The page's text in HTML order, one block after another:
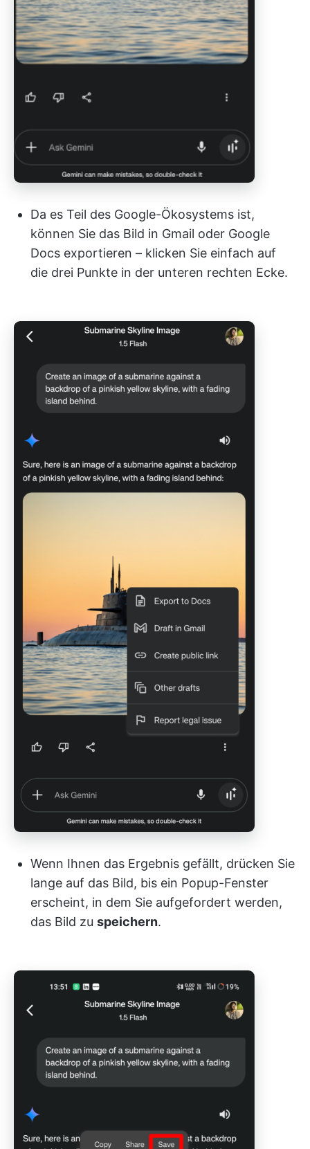
Da es Teil des Google-Ökosystems ist,
können Sie das Bild in Gmail oder Google
Docs exportieren – klicken Sie einfach auf
die drei Punkte in der unteren rechten Ecke.
Wenn Ihnen das Ergebnis gefällt, drücken Sie
lange auf das Bild, bis ein Popup-Fenster
erscheint, in dem Sie aufgefordert werden,
das Bild zu speichern.